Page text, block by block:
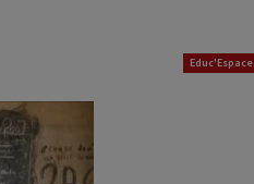
Educ'Espace